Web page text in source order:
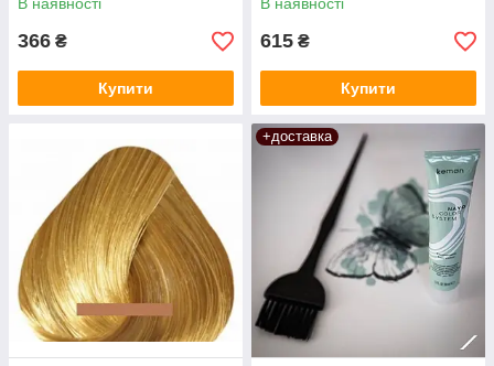
366 ₴
Купити
615 ₴
Купити
+доставка